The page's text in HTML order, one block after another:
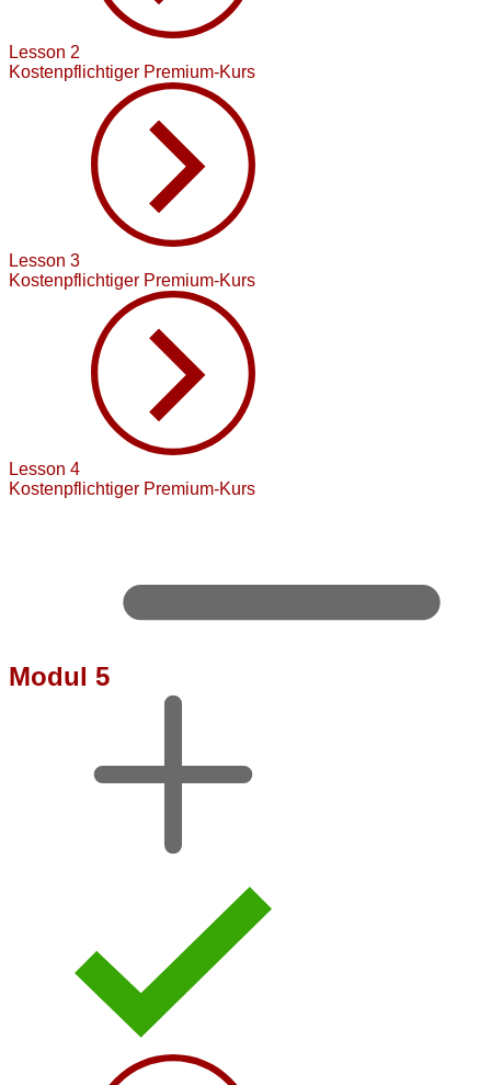
Lesson 2
Kostenpflichtiger Premium-Kurs
Lesson 3
Kostenpflichtiger Premium-Kurs
Lesson 4
Kostenpflichtiger Premium-Kurs
Modul 5